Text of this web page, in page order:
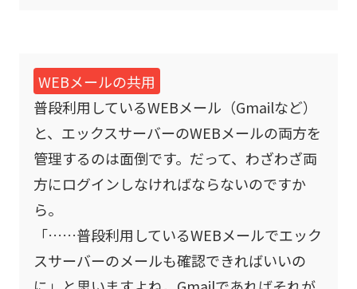
WEBメールの共用
普段利用しているWEBメール（Gmailなど）
と、エックスサーバーのWEBメールの両方を
管理するのは面倒です。だって、わざわざ両
方にログインしなければならないのですか
ら。
「……普段利用しているWEBメールでエック
スサーバーのメールも確認できればいいの